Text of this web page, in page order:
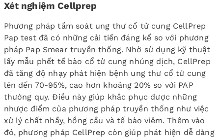
Xét nghiệm Cellprep
Phương pháp tầm soát ung thư cổ tử cung CellPrep
Pap test đã có những cải tiến đáng kể so với phương
pháp Pap Smear truyền thống. Nhờ sử dụng kỹ thuật
lấy mẫu phết tế bào cổ tử cung nhúng dịch, CellPrep
đã tăng độ nhạy phát hiện bệnh ung thư cổ tử cung
lên đến 70-95%, cao hơn khoảng 20% so với PAP
thường quy. Điều này giúp khắc phục được những
nhược điểm của phương pháp truyền thống như việc
xử lý chất nhầy, hồng cầu và tế bào viêm. Thêm vào
đó, phương pháp CellPrep còn giúp phát hiện dễ dàng